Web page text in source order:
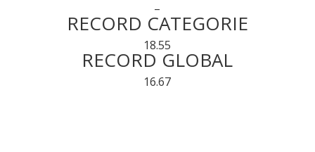
–
RECORD CATEGORIE
18.55
RECORD GLOBAL
16.67